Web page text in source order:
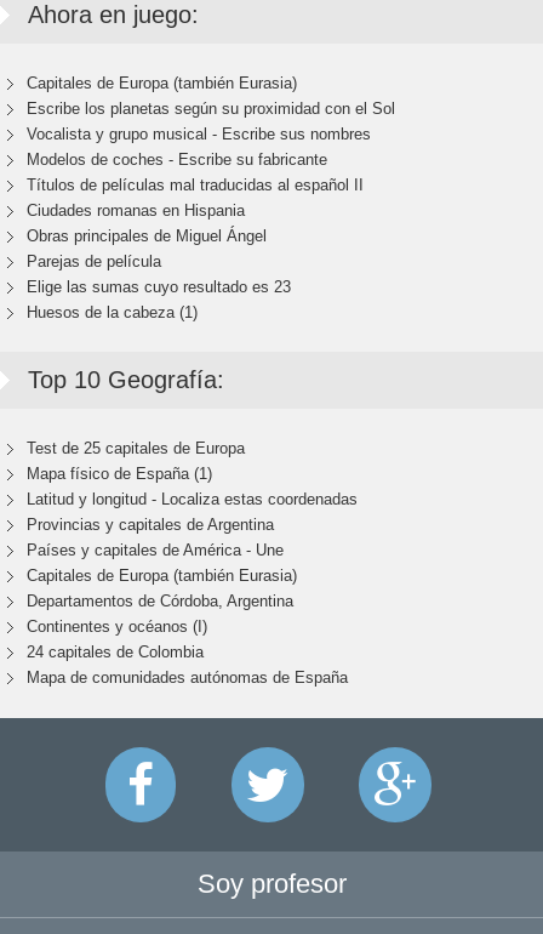
Ahora en juego:
Capitales de Europa (también Eurasia)
Escribe los planetas según su proximidad con el Sol
Vocalista y grupo musical - Escribe sus nombres
Modelos de coches - Escribe su fabricante
Títulos de películas mal traducidas al español II
Ciudades romanas en Hispania
Obras principales de Miguel Ángel
Parejas de película
Elige las sumas cuyo resultado es 23
Huesos de la cabeza (1)
Top 10 Geografía:
Test de 25 capitales de Europa
Mapa físico de España (1)
Latitud y longitud - Localiza estas coordenadas
Provincias y capitales de Argentina
Países y capitales de América - Une
Capitales de Europa (también Eurasia)
Departamentos de Córdoba, Argentina
Continentes y océanos (I)
24 capitales de Colombia
Mapa de comunidades autónomas de España
Soy profesor